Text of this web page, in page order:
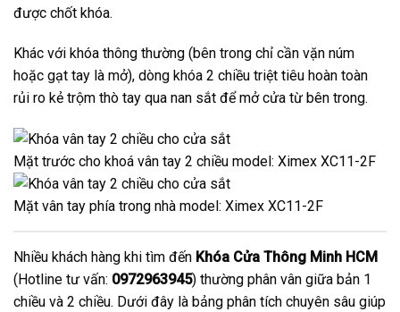
được chốt khóa.
Khác với khóa thông thường (bên trong chỉ cần vặn núm
hoặc gạt tay là mở), dòng khóa 2 chiều triệt tiêu hoàn toàn
rủi ro kẻ trộm thò tay qua nan sắt để mở cửa từ bên trong.
Mặt trước cho khoá vân tay 2 chiều model: Ximex XC11-2F
Mặt vân tay phía trong nhà model: Ximex XC11-2F
Nhiều khách hàng khi tìm đến Khóa Cửa Thông Minh HCM
(Hotline tư vấn: 0972963945) thường phân vân giữa bản 1
chiều và 2 chiều. Dưới đây là bảng phân tích chuyên sâu giúp